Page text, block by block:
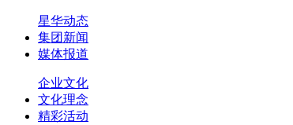
星华动态
集团新闻
媒体报道
企业文化
文化理念
精彩活动